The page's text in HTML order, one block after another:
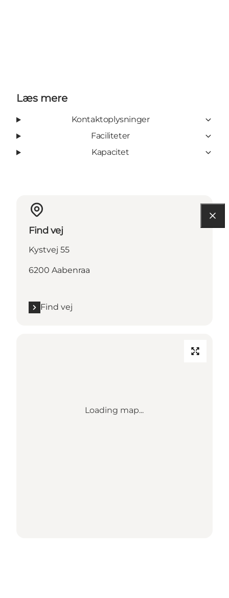
Læs mere
Kontaktoplysninger
Faciliteter
Kapacitet
Find vej
Kystvej 55
6200 Aabenraa
Find vej
Loading map...